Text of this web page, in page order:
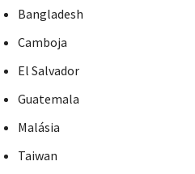
Bangladesh
Camboja
El Salvador
Guatemala
Malásia
Taiwan